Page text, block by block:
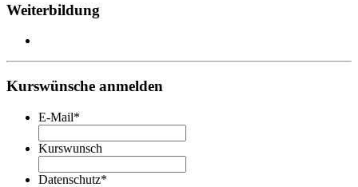
Weiterbildung
Kurswünsche anmelden
E-Mail*
Kurswunsch
Datenschutz*